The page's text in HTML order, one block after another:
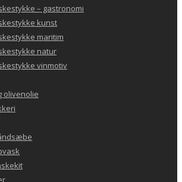
– gastronomi
kunst
maritim
natur
vinmotiv
olivenolie